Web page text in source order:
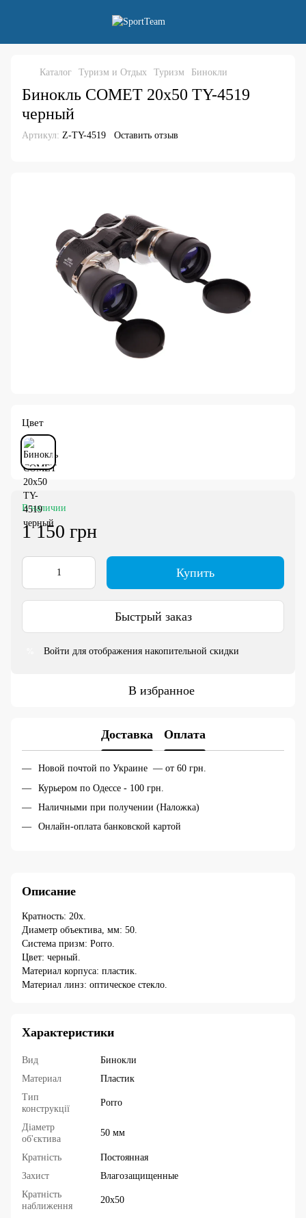
Каталог Туризм и Отдых Туризм Бинокли
Бинокль COMET 20х50 TY-4519
черный
Артикул: Z-TY-4519 Оставить отзыв
Цвет
В наличии
1 150 грн
Купить
Быстрый заказ
Войти для отображения накопительной скидки
В избранное
Доставка Оплата
Новой почтой по Украине — от 60 грн.
Курьером по Одессе - 100 грн.
Наличными при получении (Наложка)
Онлайн-оплата банковской картой
Описание
Кратность: 20х.
Диаметр объектива, мм: 50.
Система призм: Porro.
Цвет: черный.
Материал корпуса: пластик.
Материал линз: оптическое стекло.
Характеристики
Вид
Бинокли
Материал
Пластик
Тип
конструкції
Porro
Діаметр
об'єктива
50 мм
Кратність
Постоянная
Захист
Влагозащищенные
Кратність
наближення
20х50